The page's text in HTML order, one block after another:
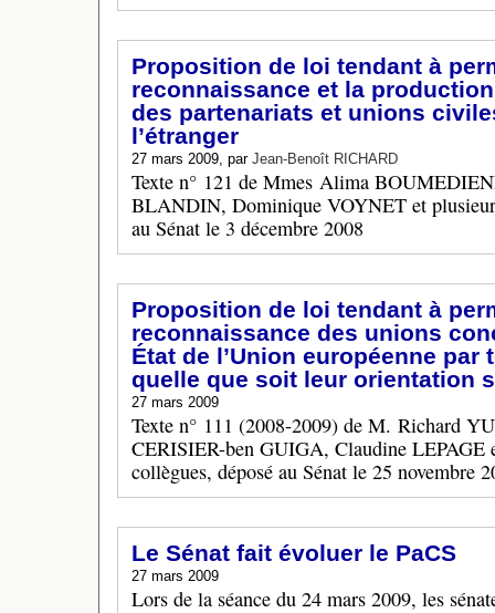
Proposition de loi tendant à
reconnaissance et la
des partenariats et unions
l’étranger
27 mars 2009, par Jean-Benoît RICHARD
Texte n° 121 de Mmes Alima
BLANDIN, Dominique VOYNET et
au Sénat le 3 décembre 2008
Proposition de loi tendant à
reconnaissance des unions
État de l’Union européenne par
quelle que soit leur orientation
27 mars 2009
Texte n° 111 (2008-2009) de M. Richard
CERISIER-ben GUIGA, Claudine LEPAGE
collègues, déposé au Sénat le 25 novembre
Le Sénat fait évoluer le PaCS
27 mars 2009
Lors de la séance du 24 mars 2009, les